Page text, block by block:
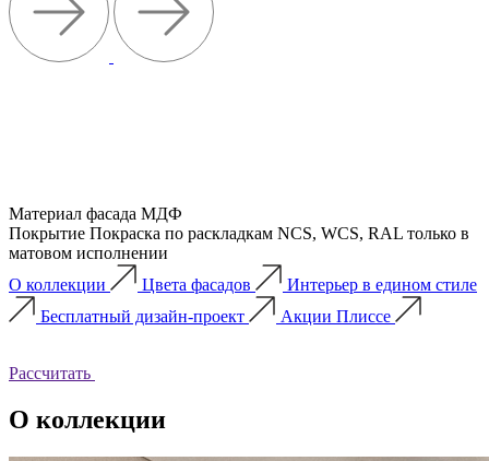
Материал фасада МДФ
Покрытие Покраска по раскладкам NCS, WCS, RAL только в
матовом исполнении
О коллекции
Цвета фасадов
Интерьер в едином стиле
Бесплатный дизайн-проект
Акции Плиссе
Рассчитать
О коллекции